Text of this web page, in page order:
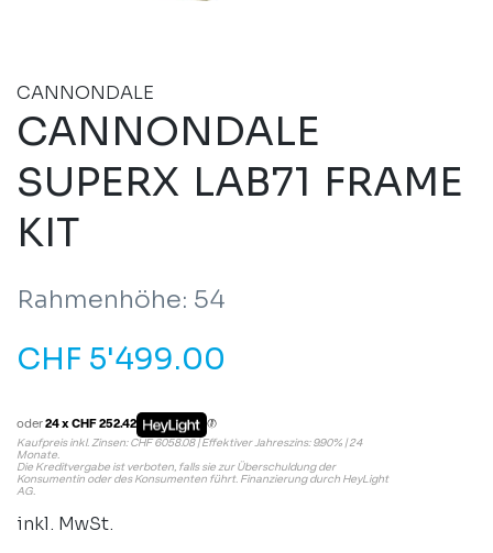
CANNONDALE
CANNONDALE
SUPERX LAB71 FRAME
KIT
Rahmenhöhe: 54
CHF 5'499.00
oder24 x CHF 252.42
Kaufpreis inkl. Zinsen: CHF 6058.08 | Effektiver Jahreszins: 9.90% | 24
Monate.
Die Kreditvergabe ist verboten, falls sie zur Überschuldung der
Konsumentin oder des Konsumenten führt. Finanzierung durch HeyLight
AG.
inkl. MwSt.